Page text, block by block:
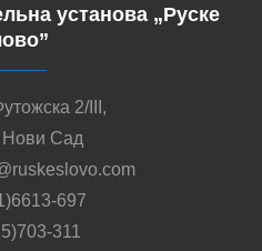
установа „Руске
2/III,
Нови Сад
697
311